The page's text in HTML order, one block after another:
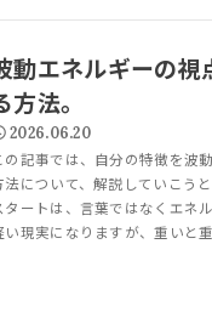
動エネルギーの視
方法。
2026.06.20
の記事では、自分の特徴を波
法について、解説していこう
タートは、言葉ではなくエネ
い現実になりますが、重いと